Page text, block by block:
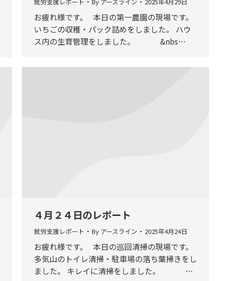
お疲れ様です。 本日の第一農園の現場です。
いちごの収穫・パック詰めをしました。 ハウ
ス内の生育管理をしました。 &nbs…
４月２４日のレポート
就労支援レポート By アースライン 2025年4月24日
お疲れ様です。 本日の巡回清掃の現場です。
多気山のトイレ清掃・駐車場の落ち葉掃きをし
ました。 キレイに清掃をしました。 …